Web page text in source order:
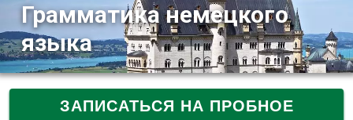
Грамматика немецкого
языка
ЗАПИСАТЬСЯ НА ПРОБНОЕ